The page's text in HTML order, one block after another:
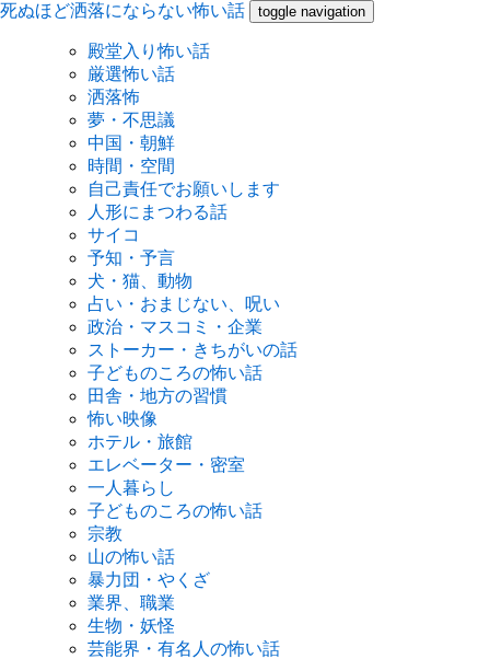
死ぬほど洒落にならない怖い話 toggle navigation
殿堂入り怖い話
厳選怖い話
洒落怖
夢・不思議
中国・朝鮮
時間・空間
自己責任でお願いします
人形にまつわる話
サイコ
予知・予言
犬・猫、動物
占い・おまじない、呪い
政治・マスコミ・企業
ストーカー・きちがいの話
子どものころの怖い話
田舎・地方の習慣
怖い映像
ホテル・旅館
エレベーター・密室
一人暮らし
子どものころの怖い話
宗教
山の怖い話
暴力団・やくざ
業界、職業
生物・妖怪
芸能界・有名人の怖い話